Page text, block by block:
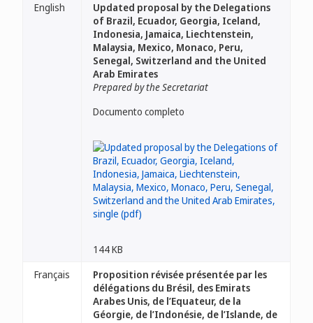
English
Updated proposal by the Delegations
of Brazil, Ecuador, Georgia, Iceland,
Indonesia, Jamaica, Liechtenstein,
Malaysia, Mexico, Monaco, Peru,
Senegal, Switzerland and the United
Arab Emirates
Prepared by the Secretariat
Documento completo
144 KB
Français
Proposition révisée présentée par les
délégations du Brésil, des Emirats
Arabes Unis, de l’Equateur, de la
Géorgie, de l’Indonésie, de l’Islande, de